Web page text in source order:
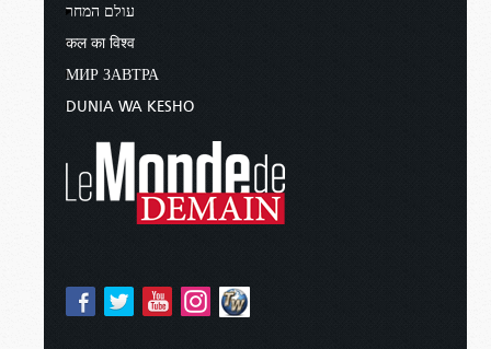
עולם המחר
कल का विश्व
МИР ЗАВТРА
DUNIA WA KESHO